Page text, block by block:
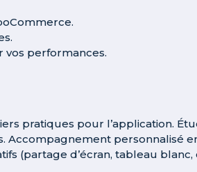
performances.
pratiques pour l’application.
Accompagnement personnalisé
(partage d’écran, tableau blanc,